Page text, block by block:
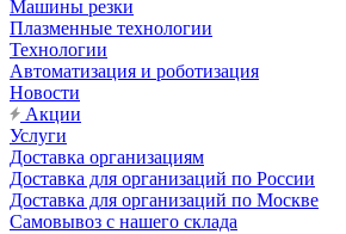
Машины резки
Плазменные технологии
Технологии
Автоматизация и роботизация
Новости
Акции
Услуги
Доставка организациям
Доставка для организаций по России
Доставка для организаций по Москве
Самовывоз с нашего склада